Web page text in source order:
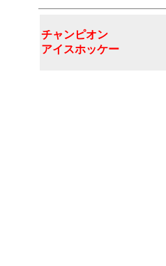
チャンピオン
アイスホッケー